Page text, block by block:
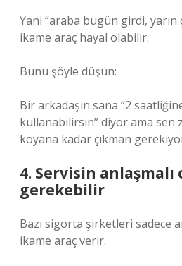
Yani “araba bugün girdi, yarın
ikame araç hayal olabilir.
Bunu şöyle düşün:
Bir arkadaşın sana “2
kullanabilirsin” diyor ama sen
koyana kadar çıkman
4. Servisin anlaşmalı
gerekebilir
Bazı sigorta şirketleri sadece
ikame araç verir.